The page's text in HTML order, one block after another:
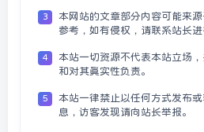
3
本网站的文章部分内容可能来
参考，如有侵权，请联系站长进
4
本站一切资源不代表本站立场
和对其真实性负责。
5
本站一律禁止以任何方式发布
息，访客发现请向站长举报。